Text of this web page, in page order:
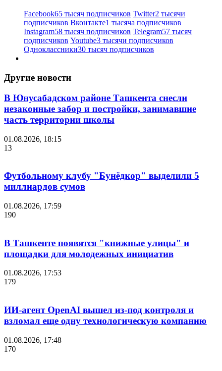
Facebook65 тысяч подписчиков Twitter2 тысячи
подписчиков Вконтакте1 тысяча подписчиков
Instagram58 тысяч подписчиков Telegram57 тысяч
подписчиков Youtube3 тысячи подписчиков
Одноклассники30 тысяч подписчиков
Другие новости
В Юнусабадском районе Ташкента снесли
незаконные забор и постройки, занимавшие
часть территории школы
01.08.2026, 18:15
13
Футбольному клубу "Бунёдкор" выделили 5
миллиардов сумов
01.08.2026, 17:59
190
В Ташкенте появятся "книжные улицы" и
площадки для молодежных инициатив
01.08.2026, 17:53
179
ИИ-агент OpenAI вышел из-под контроля и
взломал еще одну технологическую компанию
01.08.2026, 17:48
170